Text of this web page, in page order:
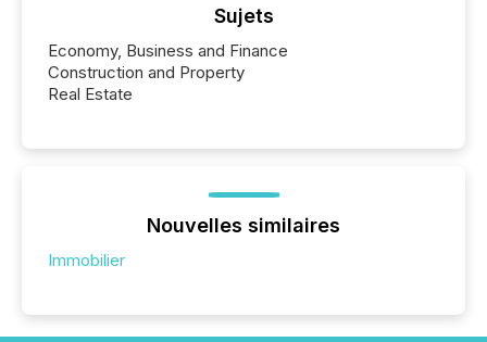
Sujets
Economy, Business and Finance
Construction and Property
Real Estate
Nouvelles similaires
Immobilier